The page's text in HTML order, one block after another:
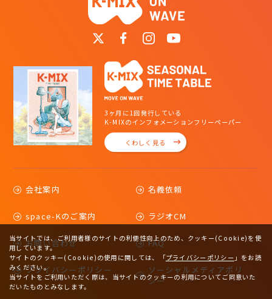
3ヶ月に1回発行している
K-MIXのインフォメーションフリーペーパー
くわしく見る
会社案内 名義依頼
space-Kのご案内 ラジオCM
お問い合わせ FAQ
プライバシーポリシー
ソーシャルメディアポリ
シー
当サイトでは、ご利用者様のサイトの利便性向上のため、クッキー(Cookie)を使
用しています。
サイトのクッキー(Cookie)の使用に関しては、
「プライバシーポリシー 」をお読
みください。
当サイトをご利用いただく際は、当サイトのクッキーの利用についてご同意いた
だいたものとみなします。